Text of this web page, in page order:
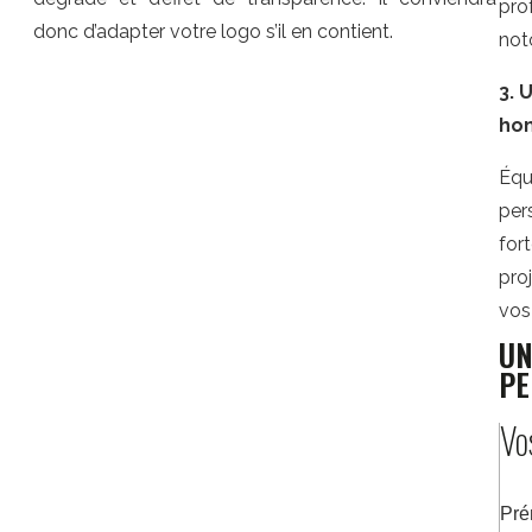
donc d’adapter votre logo s’il en contient.
3.